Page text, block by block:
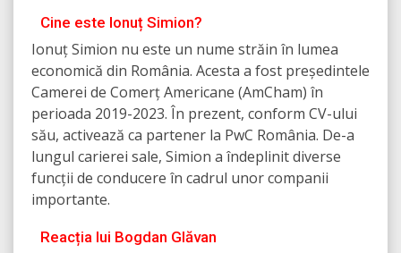
Cine este Ionuț Simion?
Ionuț Simion nu este un nume străin în lumea
economică din România. Acesta a fost președintele
Camerei de Comerț Americane (AmCham) în
perioada 2019-2023. În prezent, conform CV-ului
său, activează ca partener la PwC România. De-a
lungul carierei sale, Simion a îndeplinit diverse
funcții de conducere în cadrul unor companii
importante.
Reacția lui Bogdan Glăvan